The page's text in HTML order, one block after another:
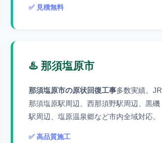
✅ 見積無料
♨️ 那須塩原市
那須塩原市の原状回復工事多数実績。JR
那須塩原駅周辺、西那須野駅周辺、黒磯
駅周辺、塩原温泉郷など市内全域対応。
✅ 高品質施工